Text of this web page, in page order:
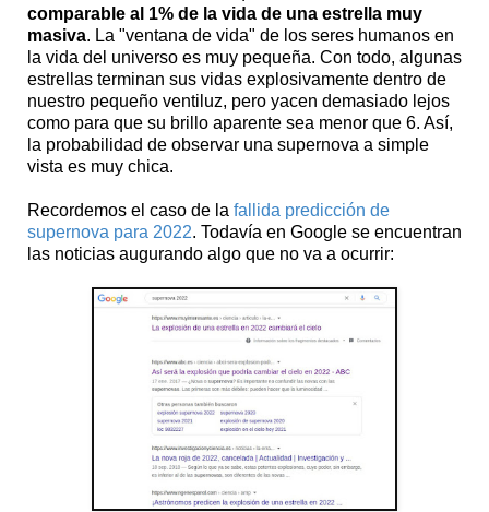
comparable al 1% de la vida de una estrella muy
masiva. La "ventana de vida" de los seres humanos en
la vida del universo es muy pequeña. Con todo, algunas
estrellas terminan sus vidas explosivamente dentro de
nuestro pequeño ventiluz, pero yacen demasiado lejos
como para que su brillo aparente sea menor que 6. Así,
la probabilidad de observar una supernova a simple
vista es muy chica.
Recordemos el caso de la fallida predicción de
supernova para 2022. Todavía en Google se encuentran
las noticias augurando algo que no va a ocurrir: